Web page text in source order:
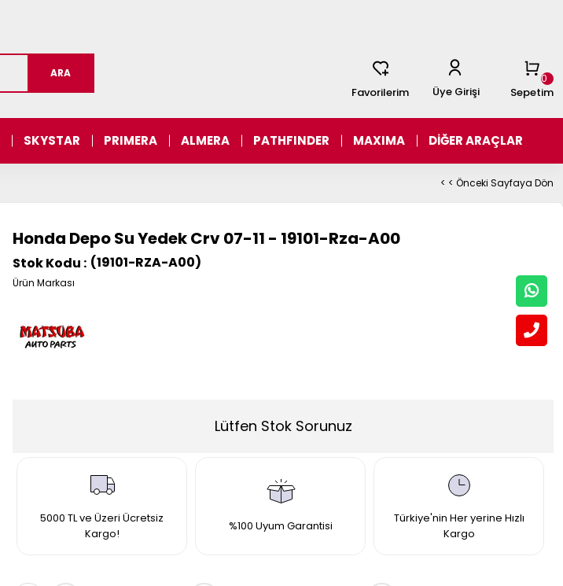
Sepetim
0
Favorilerim
Üye Girişi
SKYSTAR PRIMERA ALMERA PATHFINDER MAXIMA DİĞER ARAÇLAR
< < Önceki Sayfaya Dön
Honda Depo Su Yedek Crv 07-11 - 19101-Rza-A00
(19101-RZA-A00)
Lütfen Stok Sorunuz
5000 TL ve Üzeri Ücretsiz
Kargo!
%100 Uyum Garantisi
Türkiye'nin Her yerine Hızlı
Kargo